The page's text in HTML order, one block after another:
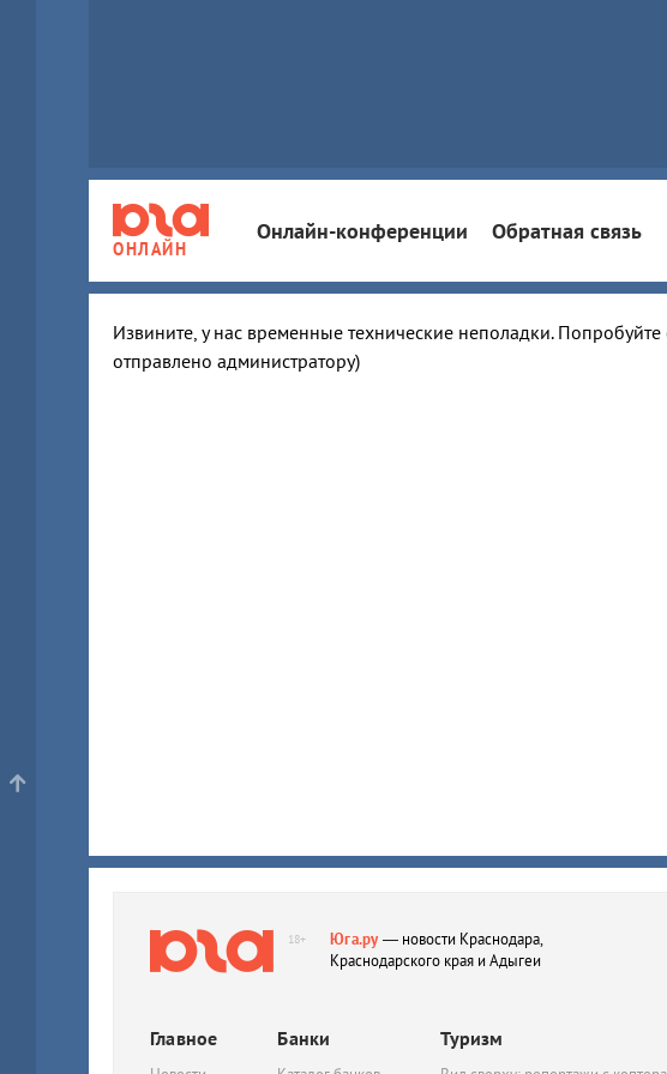
ОНЛАЙН
Онлайн-конференции Обратная связь
Извините, у нас временные технические неполадки.
отправлено администратору)
18+ Юга.ру— новости Краснодара,
Краснодарского края и Адыгеи
Главное Банки Туризм